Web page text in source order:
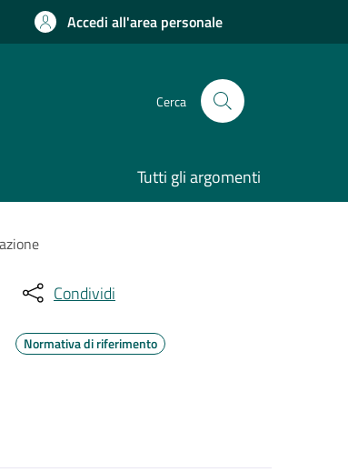
Accedi all'area personale
Cerca
Tutti gli argomenti
Condividi
Normativa di riferimento